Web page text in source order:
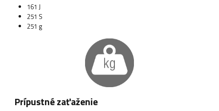
161 J
251 S
251 g
Prípustné zaťaženie